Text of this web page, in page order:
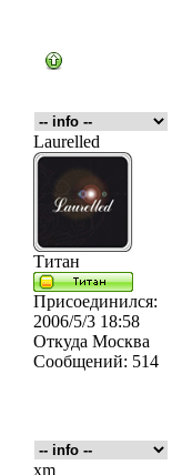
Laurelled
Титан
Присоединился:
2006/5/3 18:58
Откуда Москва
Сообщений: 514
xm